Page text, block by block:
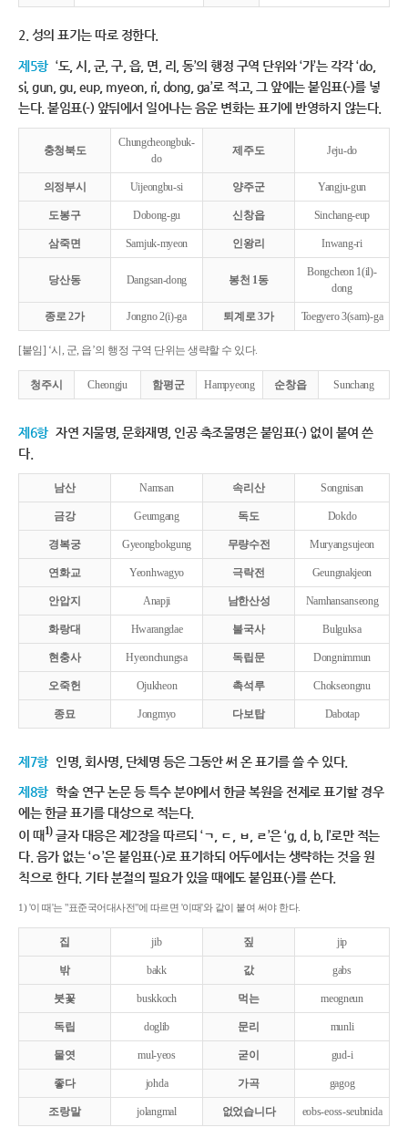
2. 성의 표기는 따로 정한다.
제5항 ‘도, 시, 군, 구, 읍, 면, 리, 동’의 행정 구역 단위와 ‘가’는 각각 ‘do,
si, gun, gu, eup, myeon, ri, dong, ga’로 적고, 그 앞에는 붙임표(-)를 넣
는다. 붙임표(-) 앞뒤에서 일어나는 음운 변화는 표기에 반영하지 않는다.
충청북도
Chungcheongbuk-
do
제주도 Jeju-do
의정부시 Uijeongbu-si 양주군 Yangju-gun
도봉구 Dobong-gu 신창읍 Sinchang-eup
삼죽면 Samjuk-myeon 인왕리 Inwang-ri
당산동 Dangsan-dong 봉천 1동
Bongcheon 1(il)-
dong
종로 2가 Jongno 2(i)-ga 퇴계로 3가 Toegyero 3(sam)-ga
[붙임] ‘시, 군, 읍’의 행정 구역 단위는 생략할 수 있다.
청주시 Cheongju 함평군 Hampyeong 순창읍 Sunchang
제6항 자연 지물명, 문화재명, 인공 축조물명은 붙임표(-) 없이 붙여 쓴
다.
남산 Namsan 속리산 Songnisan
금강 Geumgang 독도 Dokdo
경복궁 Gyeongbokgung 무량수전 Muryangsujeon
연화교 Yeonhwagyo 극락전 Geungnakjeon
안압지 Anapji 남한산성 Namhansanseong
화랑대 Hwarangdae 불국사 Bulguksa
현충사 Hyeonchungsa 독립문 Dongnimmun
오죽헌 Ojukheon 촉석루 Chokseongnu
종묘 Jongmyo 다보탑 Dabotap
제7항 인명, 회사명, 단체명 등은 그동안 써 온 표기를 쓸 수 있다.
제8항 학술 연구 논문 등 특수 분야에서 한글 복원을 전제로 표기할 경우
에는 한글 표기를 대상으로 적는다.
이 때1)글자 대응은 제2장을 따르되 ‘ㄱ, ㄷ, ㅂ, ㄹ’은 ‘g, d, b, l’로만 적는
다. 음가 없는 ‘ㅇ’은 붙임표(-)로 표기하되 어두에서는 생략하는 것을 원
칙으로 한다. 기타 분절의 필요가 있을 때에도 붙임표(-)를 쓴다.
1) '이 때'는 "표준국어대사전"에 따르면 '이때'와 같이 붙여 써야 한다.
집 jib 짚 jip
밖 bakk 값 gabs
붓꽃 buskkoch 먹는 meogneun
독립 doglib 문리 munli
물엿 mul-yeos 굳이 gud-i
좋다 johda 가곡 gagog
조랑말 jolangmal 없었습니다 eobs-eoss-seubnida